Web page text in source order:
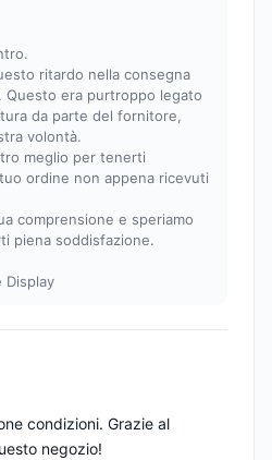
ritardo nella consegna
Questo era purtroppo legato
da parte del fornitore,
volontà.
meglio per tenerti
ordine non appena ricevuti
comprensione e speriamo
piena soddisfazione.
Display
condizioni. Grazie al
negozio!